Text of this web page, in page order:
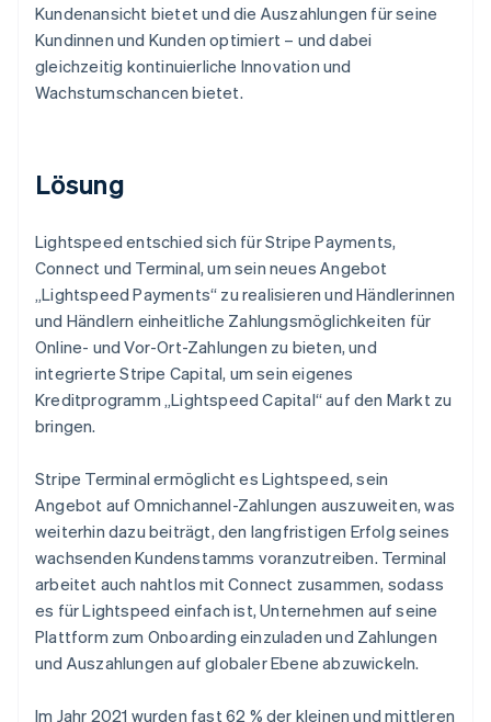
Kundenansicht bietet und die Auszahlungen für seine
Kundinnen und Kunden optimiert – und dabei
gleichzeitig kontinuierliche Innovation und
Wachstumschancen bietet.
Lösung
Lightspeed entschied sich für Stripe Payments,
Connect und Terminal, um sein neues Angebot
„Lightspeed Payments“ zu realisieren und Händlerinnen
und Händlern einheitliche Zahlungsmöglichkeiten für
Online- und Vor-Ort-Zahlungen zu bieten, und
integrierte Stripe Capital, um sein eigenes
Kreditprogramm „Lightspeed Capital“ auf den Markt zu
bringen.
Stripe Terminal ermöglicht es Lightspeed, sein
Angebot auf Omnichannel-Zahlungen auszuweiten, was
weiterhin dazu beiträgt, den langfristigen Erfolg seines
wachsenden Kundenstamms voranzutreiben. Terminal
arbeitet auch nahtlos mit Connect zusammen, sodass
es für Lightspeed einfach ist, Unternehmen auf seine
Plattform zum Onboarding einzuladen und Zahlungen
und Auszahlungen auf globaler Ebene abzuwickeln.
Im Jahr 2021 wurden fast 62 % der kleinen und mittleren